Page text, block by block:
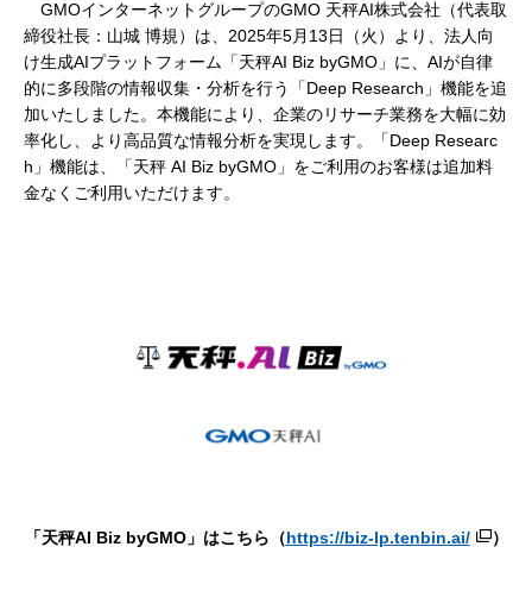
GMOインターネットグループのGMO 天秤AI株式会社（代表取
締役社長：山城 博規）は、2025年5月13日（火）より、法人向
け生成AIプラットフォーム「天秤AI Biz byGMO」に、AIが自律
的に多段階の情報収集・分析を行う「Deep Research」機能を追
加いたしました。本機能により、企業のリサーチ業務を大幅に効
率化し、より高品質な情報分析を実現します。「Deep Researc
h」機能は、「天秤 AI Biz byGMO」をご利用のお客様は追加料
金なくご利用いただけます。
「天秤AI Biz byGMO」はこちら（https://biz-lp.tenbin.ai/ ）